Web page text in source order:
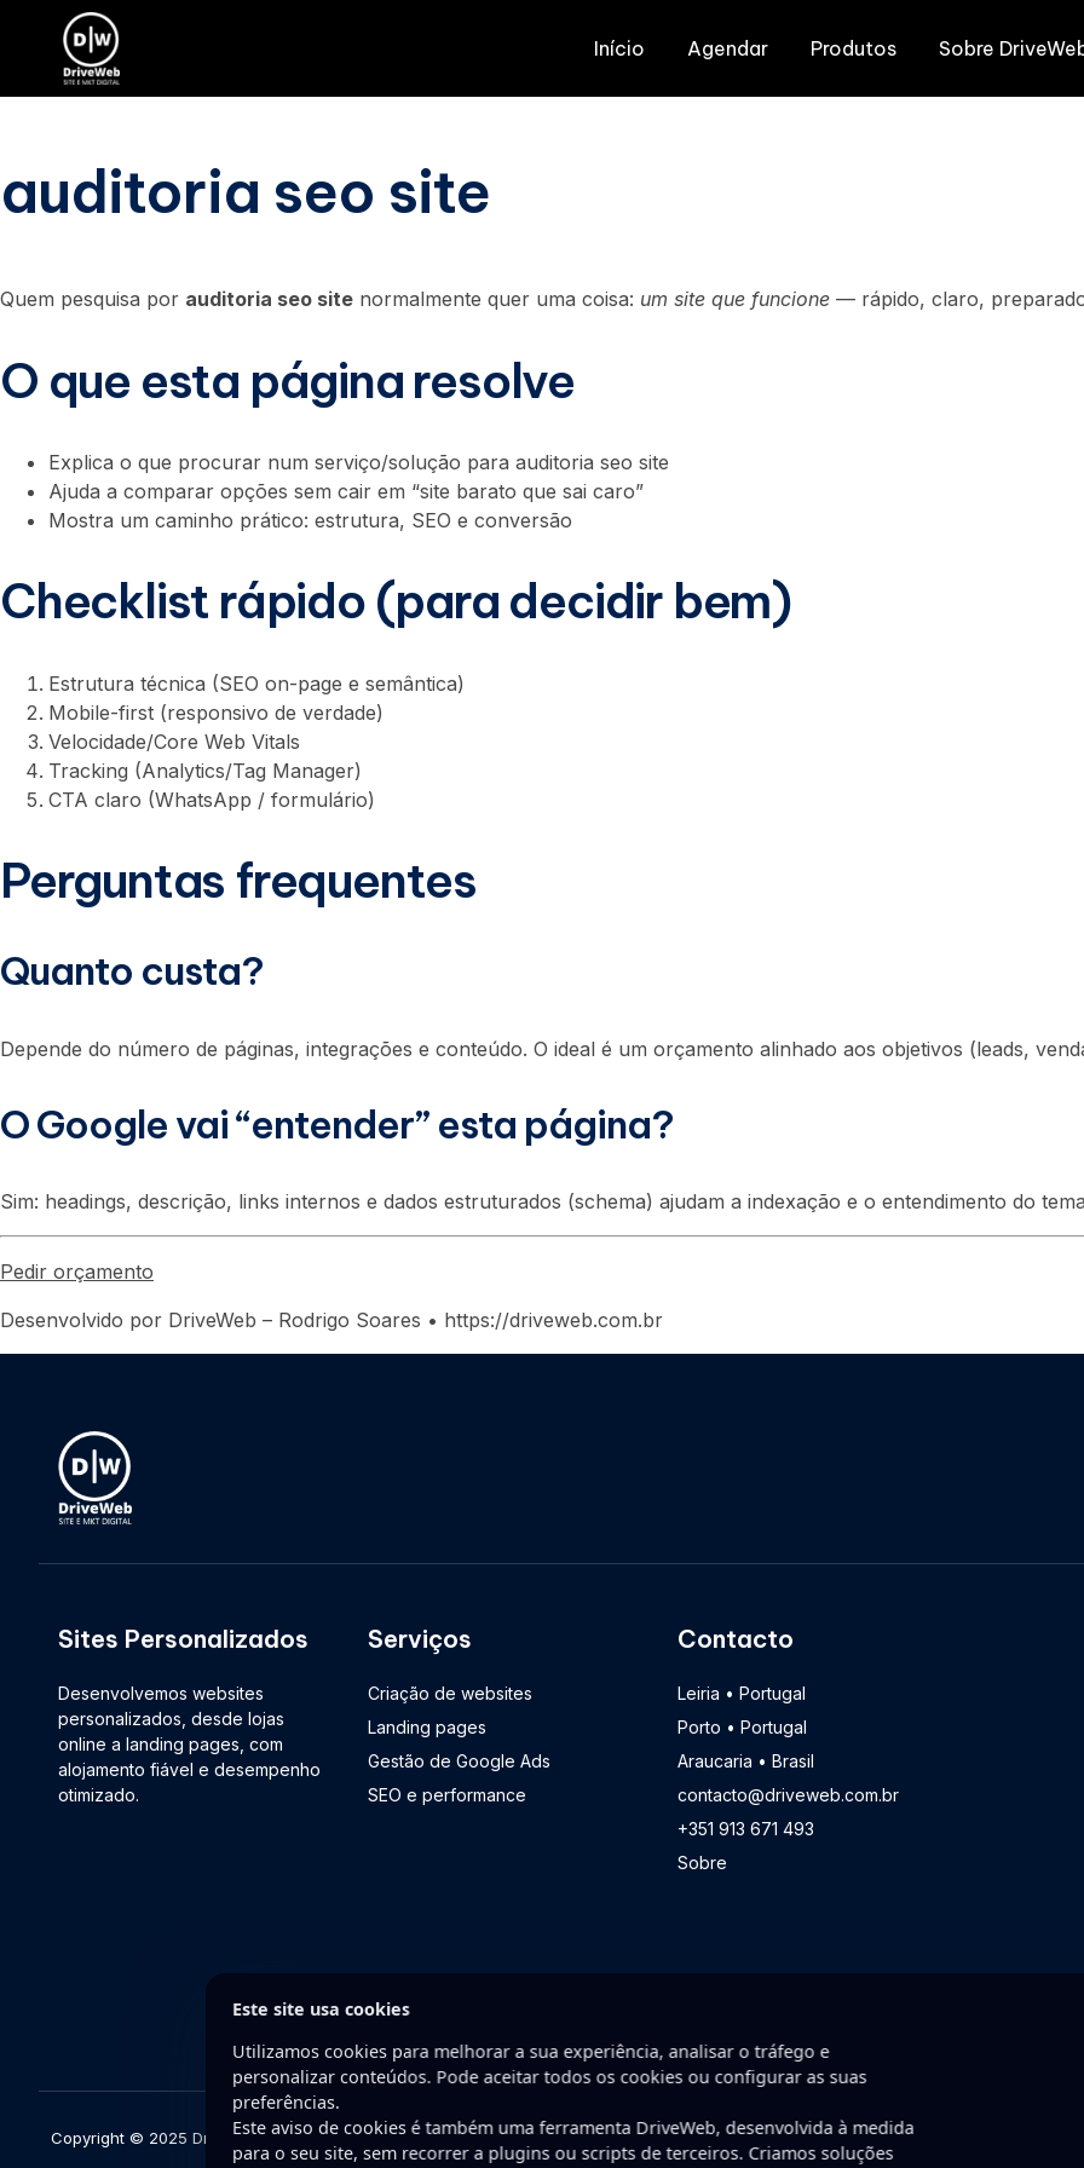
Início Agendar Produtos Sobre
auditoria seo site
auditoria seo site
Quem pesquisa por auditoria seo site normalmente quer uma coisa: um site que funcione — rápido, claro,
O que esta página resolve
Explica o que procurar num serviço/solução para auditoria seo site
Ajuda a comparar opções sem cair em “site barato que sai caro”
Mostra um caminho prático: estrutura, SEO e conversão
Checklist rápido (para decidir bem)
Estrutura técnica (SEO on-page e semântica)
Mobile-first (responsivo de verdade)
Velocidade/Core Web Vitals
Tracking (Analytics/Tag Manager)
CTA claro (WhatsApp / formulário)
Perguntas frequentes
Quanto custa?
Depende do número de páginas, integrações e conteúdo. O ideal é um orçamento alinhado aos objetivos (leads,
O Google vai “entender” esta página?
Sim: headings, descrição, links internos e dados estruturados (schema) ajudam a indexação e o entendimento do
Pedir orçamento
Desenvolvido por DriveWeb – Rodrigo Soares • https://driveweb.com.br
Sites Personalizados
Desenvolvemos websites
personalizados, desde lojas
online a landing pages, com
alojamento fiável e desempenho
otimizado.
Serviços
Criação de websites
Landing pages
Gestão de Google Ads
SEO e performance
Contacto
Leiria • Portugal
Porto • Portugal
Araucaria • Brasil
contacto@driveweb.com.br
+351 913 671 493
Sobre
Copyright © 2025 DriveWeb. Todos os direitos reservados. Desenvolvido por DriveWeb.
Este site usa cookies
Utilizamos cookies para melhorar a sua experiência, analisar o tráfego e
personalizar conteúdos. Pode aceitar todos os cookies ou configurar as suas
preferências.
Este aviso de cookies é também uma ferramenta DriveWeb, desenvolvida à medida
para o seu site, sem recorrer a plugins ou scripts de terceiros. Criamos soluções